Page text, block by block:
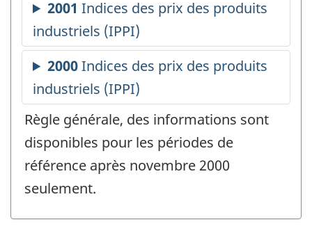
Règle générale, des informations sont
disponibles pour les périodes de
référence après novembre 2000
seulement.